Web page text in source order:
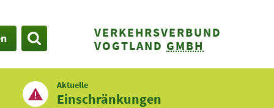
VERKEHRSVERBUND
VOGTLAND GMBH
Aktuelle
Einschränkungen